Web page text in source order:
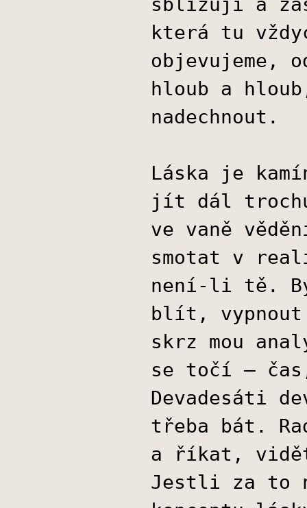
která tu
objevujeme,
hloub a
nadechnout.
Láska je
jít dál
ve vaně
smotat v
není-li tě.
blít,
skrz mou
se točí –
Devadesáti
třeba bát.
a říkat,
Jestli za to